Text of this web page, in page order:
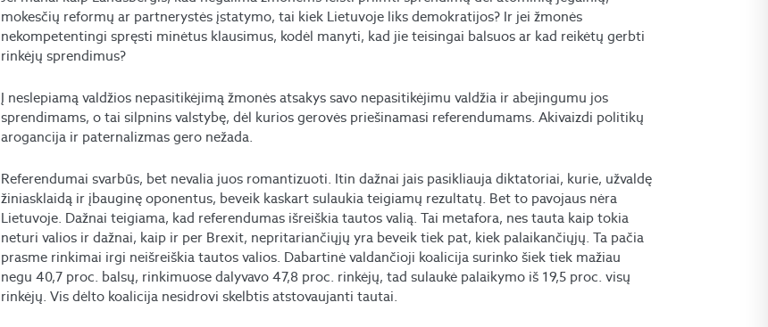
mokesčių reformų ar partnerystės įstatymo, tai kiek Lietuvoje liks demokratijos? Ir jei žmonės
nekompetentingi spręsti minėtus klausimus, kodėl manyti, kad jie teisingai balsuos ar kad reikėtų gerbti
rinkėjų sprendimus?
Į neslepiamą valdžios nepasitikėjimą žmonės atsakys savo nepasitikėjimu valdžia ir abejingumu jos
sprendimams, o tai silpnins valstybę, dėl kurios gerovės priešinamasi referendumams. Akivaizdi politikų
arogancija ir paternalizmas gero nežada.
Referendumai svarbūs, bet nevalia juos romantizuoti. Itin dažnai jais pasikliauja diktatoriai, kurie, užvaldę
žiniasklaidą ir įbauginę oponentus, beveik kaskart sulaukia teigiamų rezultatų. Bet to pavojaus nėra
Lietuvoje. Dažnai teigiama, kad referendumas išreiškia tautos valią. Tai metafora, nes tauta kaip tokia
neturi valios ir dažnai, kaip ir per Brexit, nepritariančiųjų yra beveik tiek pat, kiek palaikančiųjų. Ta pačia
prasme rinkimai irgi neišreiškia tautos valios. Dabartinė valdančioji koalicija surinko šiek tiek mažiau
negu 40,7 proc. balsų, rinkimuose dalyvavo 47,8 proc. rinkėjų, tad sulaukė palaikymo iš 19,5 proc. visų
rinkėjų. Vis dėlto koalicija nesidrovi skelbtis atstovaujanti tautai.